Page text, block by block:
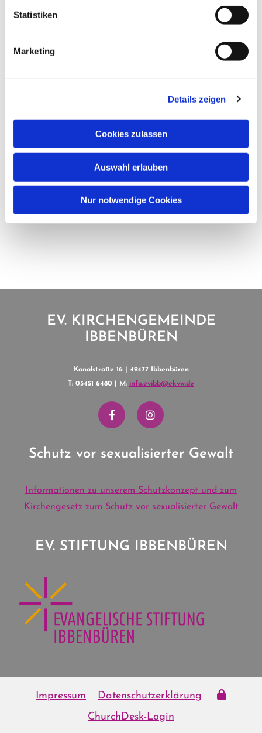
Statistiken
Marketing
Details zeigen
Cookies zulassen
Auswahl erlauben
Nur notwendige Cookies
EV. KIRCHENGEMEINDE
IBBENBÜREN
Kanalstraße 16 | 49477 Ibbenbüren
T: 05451 6480 | M: info.evibb@ekvw.de
Schutz vor sexualisierter Gewalt
Informationen zu unserem Schutzkonzept und zum
Kirchengesetz zum Schutz vor sexualisierter Gewalt
EV. STIFTUNG IBBENBÜREN
Impressum
Datenschutzerklärung
ChurchDesk-Login